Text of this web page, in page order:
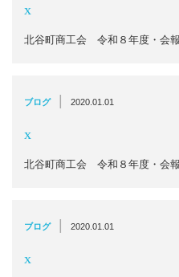
x
北谷町商工会 令和８年度・会
ブログ | 2020.01.01
x
北谷町商工会 令和８年度・会
ブログ | 2020.01.01
x